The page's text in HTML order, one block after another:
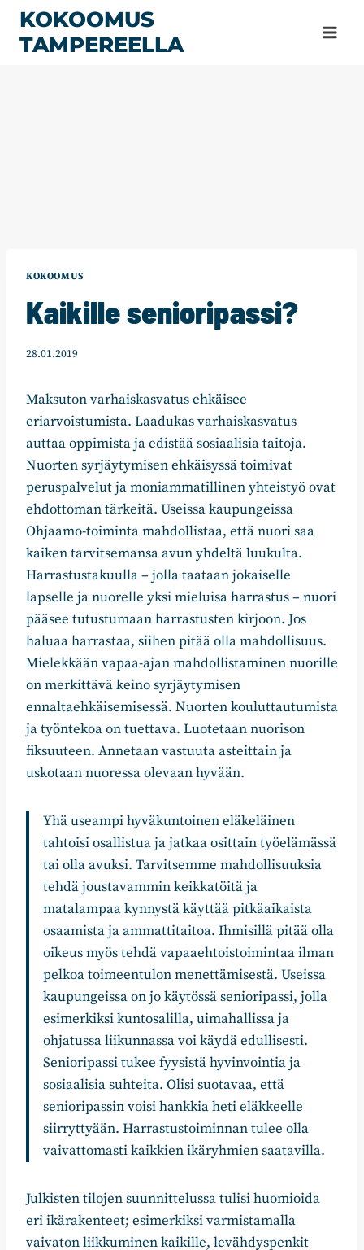
Siirry
sisältöön
KOKOOMUS
TAMPEREELLA
KOKOOMUS
Kaikille senioripassi?
28.01.2019
Maksuton varhaiskasvatus ehkäisee
eriarvoistumista. Laadukas varhaiskasvatus
auttaa oppimista ja edistää sosiaalisia taitoja.
Nuorten syrjäytymisen ehkäisyssä toimivat
peruspalvelut ja moniammatillinen yhteistyö ovat
ehdottoman tärkeitä. Useissa kaupungeissa
Ohjaamo-toiminta mahdollistaa, että nuori saa
kaiken tarvitsemansa avun yhdeltä luukulta.
Harrastustakuulla – jolla taataan jokaiselle
lapselle ja nuorelle yksi mieluisa harrastus – nuori
pääsee tutustumaan harrastusten kirjoon. Jos
haluaa harrastaa, siihen pitää olla mahdollisuus.
Mielekkään vapaa-ajan mahdollistaminen nuorille
on merkittävä keino syrjäytymisen
ennaltaehkäisemisessä. Nuorten kouluttautumista
ja työntekoa on tuettava. Luotetaan nuorison
fiksuuteen. Annetaan vastuuta asteittain ja
uskotaan nuoressa olevaan hyvään.
Yhä useampi hyväkuntoinen eläkeläinen
tahtoisi osallistua ja jatkaa osittain työelämässä
tai olla avuksi. Tarvitsemme mahdollisuuksia
tehdä joustavammin keikkatöitä ja
matalampaa kynnystä käyttää pitkäaikaista
osaamista ja ammattitaitoa. Ihmisillä pitää olla
oikeus myös tehdä vapaaehtoistoimintaa ilman
pelkoa toimeentulon menettämisestä. Useissa
kaupungeissa on jo käytössä senioripassi, jolla
esimerkiksi kuntosalilla, uimahallissa ja
ohjatussa liikunnassa voi käydä edullisesti.
Senioripassi tukee fyysistä hyvinvointia ja
sosiaalisia suhteita. Olisi suotavaa, että
senioripassin voisi hankkia heti eläkkeelle
siirryttyään. Harrastustoiminnan tulee olla
vaivattomasti kaikkien ikäryhmien saatavilla.
Julkisten tilojen suunnittelussa tulisi huomioida
eri ikärakenteet; esimerkiksi varmistamalla
vaivaton liikkuminen kaikille, levähdyspenkit